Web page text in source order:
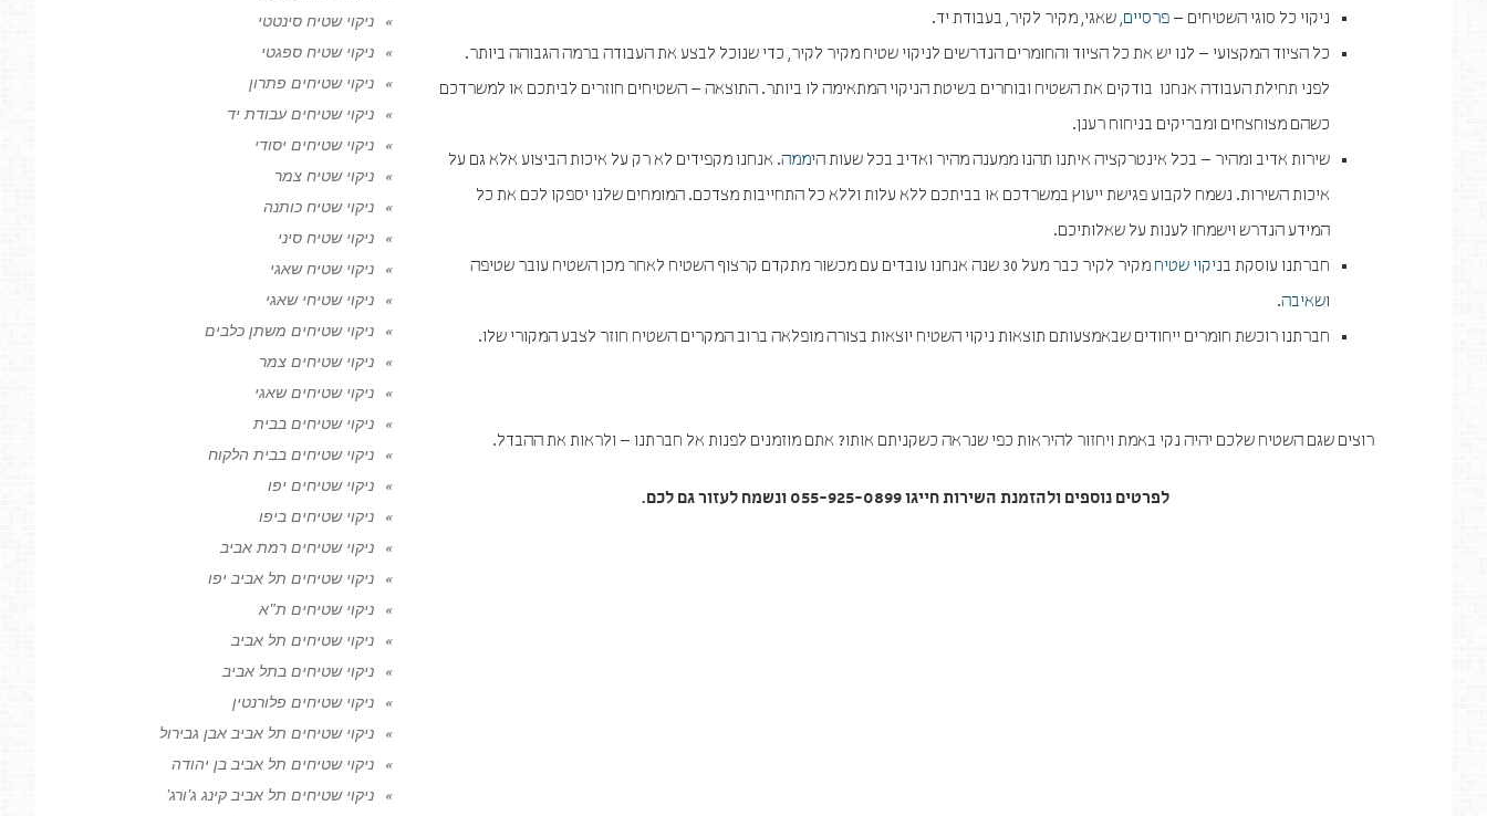
ניקוי כל סוגי השטיחים – פרסיים, שאגי, מקיר לקיר, בעבודת יד.
כל הציוד המקצועי – לנו יש את כל הציוד והחומרים הנדרשים לניקוי שטיח מקיר לקיר, כדי שנוכל לבצע את העבודה ברמה הגבוהה ביותר.
לפני תחילת העבודה אנחנו בודקים את השטיח ובוחרים בשיטת הניקוי המתאימה לו ביותר. התוצאה – השטיחים חוזרים לביתכם או למשרדכם
כשהם מצוחצחים ומבריקים בניחוח רענן.
שירות אדיב ומהיר – בכל אינטרקציה איתנו תהנו ממענה מהיר ואדיב בכל שעות היממה. אנחנו מקפידים לא רק על איכות הביצוע אלא גם על
איכות השירות. נשמח לקבוע פגישת ייעוץ במשרדכם או בביתכם ללא עלות וללא כל התחייבות מצדכם. המומחים שלנו יספקו לכם את כל
המידע הנדרש וישמחו לענות על שאלותיכם.
חברתנו עוסקת בניקוי שטיח
מקיר לקיר כבר מעל 30 שנה אנחנו עובדים עם מכשור מתקדם קרצוף השטיח לאחר מכן השטיח עובר שטיפה
ושאיבה.
חברתנו רוכשת חומרים ייחודים שבאמצעותם תוצאות ניקוי השטיח יוצאות בצורה מופלאה ברוב המקרים השטיח חוזר לצבע המקורי שלו.
רוצים שגם השטיח שלכם יהיה נקי באמת ויחזור להיראות כפי שנראה כשקניתם אותו? אתם מוזמנים לפנות אל חברתנו – ולראות את ההבדל.
לפרטים נוספים ולהזמנת השירות חייגו055-925-0899 ונשמחלעזור גם לכם.
ניקוי שטיח סינטטי
ניקוי שטיח ספגטי
ניקוי שטיחים פתרון
ניקוי שטיחים עבודת יד
ניקוי שטיחים יסודי
ניקוי שטיח צמר
ניקוי שטיח כותנה
ניקוי שטיח סיני
ניקוי שטיח שאגי
ניקוי שטיחי שאגי
ניקוי שטיחים משתן כלבים
ניקוי שטיחים צמר
ניקוי שטיחים שאגי
ניקוי שטיחים בבית
ניקוי שטיחים בבית הלקוח
ניקוי שטיחים יפו
ניקוי שטיחים ביפו
ניקוי שטיחים רמת אביב
ניקוי שטיחים תל אביב יפו
ניקוי שטיחים ת"א
ניקוי שטיחים תל אביב
ניקוי שטיחים בתל אביב
ניקוי שטיחים פלורנטין
ניקוי שטיחים תל אביב אבן גבירול
ניקוי שטיחים תל אביב בן יהודה
ניקוי שטיחים תל אביב קינג ג'ורג'